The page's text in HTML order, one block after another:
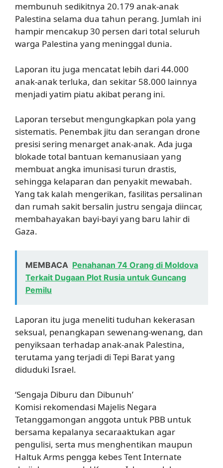
membunuh sedikitnya 20.179 anak-anak
Palestina selama dua tahun perang. Jumlah ini
hampir mencakup 30 persen dari total seluruh
warga Palestina yang meninggal dunia.
Laporan itu juga mencatat lebih dari 44.000
anak-anak terluka, dan sekitar 58.000 lainnya
menjadi yatim piatu akibat perang ini.
Laporan tersebut mengungkapkan pola yang
sistematis. Penembak jitu dan serangan drone
presisi sering menarget anak-anak. Ada juga
blokade total bantuan kemanusiaan yang
membuat angka imunisasi turun drastis,
sehingga kelaparan dan penyakit mewabah.
Yang tak kalah mengerikan, fasilitas persalinan
dan rumah sakit bersalin justru sengaja diincar,
membahayakan bayi-bayi yang baru lahir di
Gaza.
MEMBACA Penahanan 74 Orang di Moldova
Terkait Dugaan Plot Rusia untuk Guncang
Pemilu
Laporan itu juga meneliti tuduhan kekerasan
seksual, penangkapan sewenang-wenang, dan
penyiksaan terhadap anak-anak Palestina,
terutama yang terjadi di Tepi Barat yang
diduduki Israel.
‘Sengaja Diburu dan Dibunuh’
Komisi rekomendasi Majelis Negara
Tetanggamongan anggota untuk PBB untuk
bersama kepalanya secaraaktukan agar
pengulisi, serta mus menghentikan maupun
Haltuk Arms pengga kebes Tent Internate